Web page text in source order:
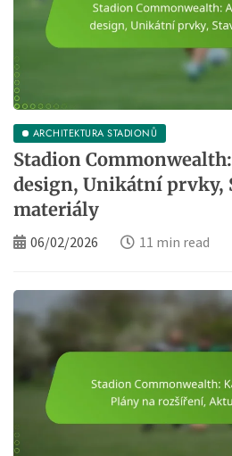
ARCHITEKTURA STADIONŮ
Stadion
design, Unikátní prvky,
materiály
06/02/2026 11 min read